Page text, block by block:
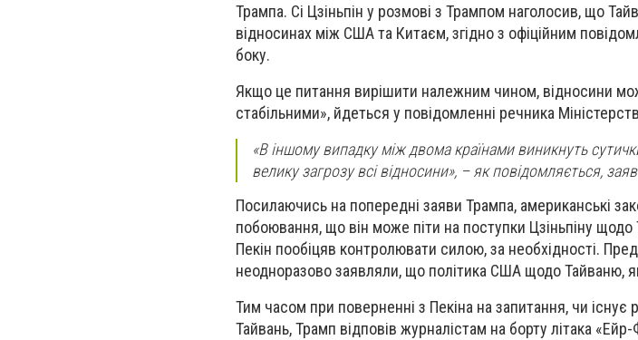
Трампа. Сі Цзіньпін у розмові з Трампом наголосив, що
відносинах між США та Китаєм, згідно з офіційним
боку.
Якщо це питання вирішити належним чином, відносини
стабільними», йдеться у повідомленні речника
«В іншому випадку між двома країнами виникнуть
велику загрозу всі відносини», – як повідомляється,
Посилаючись на попередні заяви Трампа, американські
побоювання, що він може піти на поступки Цзіньпіну щодо
Пекін пообіцяв контролювати силою, за необхідності.
неодноразово заявляли, що політика США щодо Тайваню,
Тим часом при поверненні з Пекіна на запитання, чи існує
Тайвань, Трамп відповів журналістам на борту літака